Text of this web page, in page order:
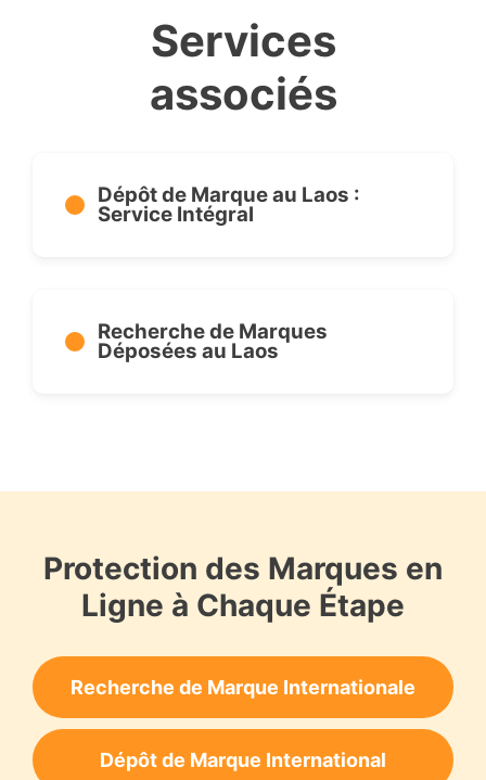
Services
associés
Dépôt de Marque au Laos :
Service Intégral
Recherche de Marques
Déposées au Laos
Protection des Marques en
Ligne à Chaque Étape
Recherche de Marque Internationale
Dépôt de Marque International